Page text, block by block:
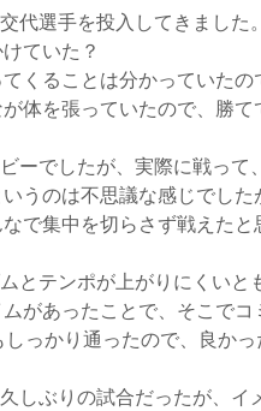
代選手を投入してきまし
ていた？
てくることは分かっていた
体を張っていたので、勝て
ーでしたが、実際に戦って
いうのは不思議な感じでし
で集中を切らさず戦えたと
とテンポが上がりにくい
ムがあったことで、そこで
っかり通ったので、良かっ
しぶりの試合だったが、イ